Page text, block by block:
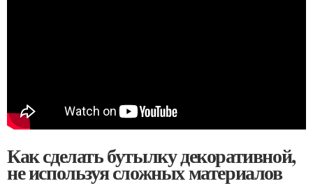
Как сделать бутылку декоративной,
не используя сложных материалов